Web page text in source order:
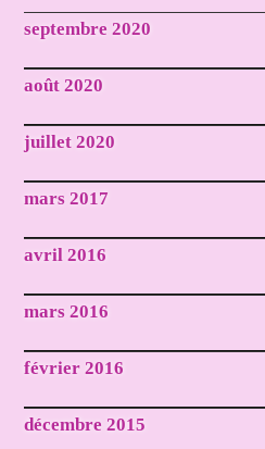
septembre 2020
août 2020
juillet 2020
mars 2017
avril 2016
mars 2016
février 2016
décembre 2015